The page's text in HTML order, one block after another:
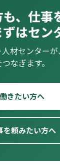
、仕事
はセン
材センター
なぎます。
働きたい方へ
を頼みたい方へ